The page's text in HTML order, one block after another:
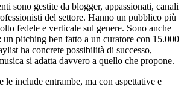
sono gestite da blogger, appassionati, canali
del settore. Hanno un pubblico più
fedele e verticale sul genere. Sono anche
pitching ben fatto a un curatore con 15.000
ha concrete possibilità di successo,
si adatta davvero a quello che propone.
le include entrambe, ma con aspettative e